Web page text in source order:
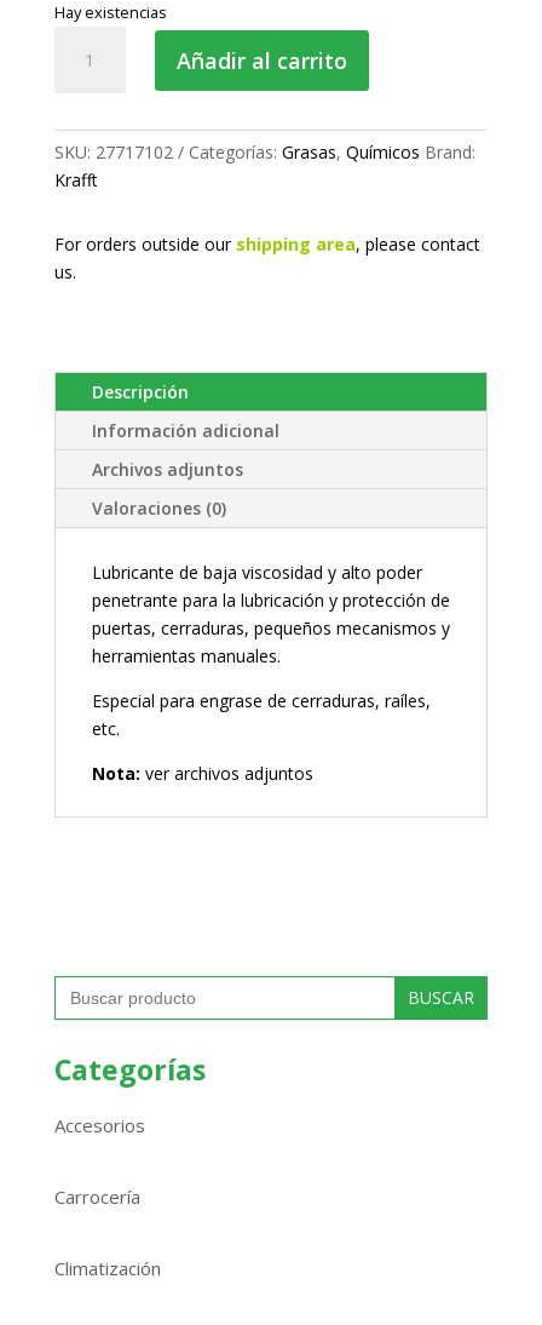
Hay existencias
aceite
cantidad
Añadir al carrito
SKU: 27717102 Categorías: Grasas, Químicos Brand:
Krafft
For orders outside our shipping area, please contact
us.
Descripción
Información adicional
Archivos adjuntos
Valoraciones (0)
Lubricante de baja viscosidad y alto poder
penetrante para la lubricación y protección de
puertas, cerraduras, pequeños mecanismos y
herramientas manuales.
Especial para engrase de cerraduras, raíles,
etc.
Nota: ver archivos adjuntos
Buscar:
Categorías
Accesorios
Carrocería
Climatización